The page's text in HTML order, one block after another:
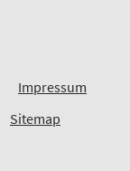
Impressum
Sitemap